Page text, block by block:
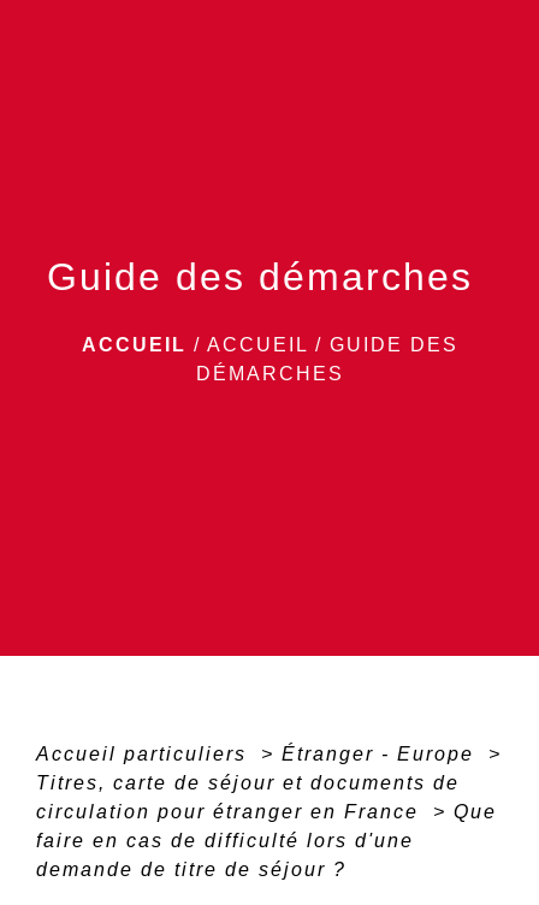
Guide des démarches
ACCUEIL / ACCUEIL / GUIDE DES
DÉMARCHES
Accueil particuliers > Étranger - Europe
>
Titres, carte de séjour et documents de
circulation pour étranger en France
> Que
faire en cas de difficulté lors d'une
demande de titre de séjour ?